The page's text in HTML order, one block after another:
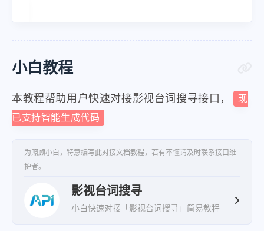
"不要再说有关死的事",
"对不起",
"珍",
"珍"
},
{
小白教程
本教程帮助用户快速对接影视台词搜寻接口，
现
已支持智能生成代码
为照顾小白，特意编写此对接文档教程，若有不懂请及时联系接口维
护者。
影视台词搜寻
小白快速对接「影视台词搜寻」简易教程